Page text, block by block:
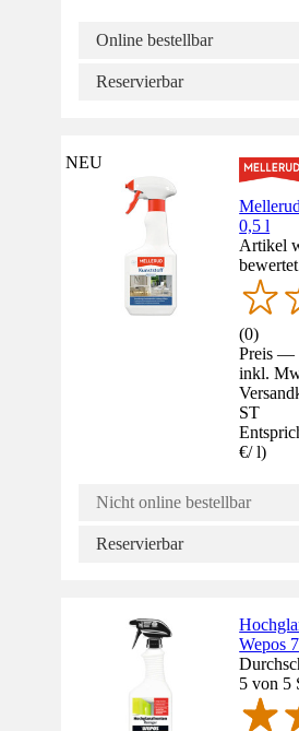
Online bestellbar
Reservierbar
NEU
0,5 l
Artikel
(0)
Preis —
inkl.
ST
€/ l)
Nicht online bestellbar
Reservierbar
Wepos
5 von 5